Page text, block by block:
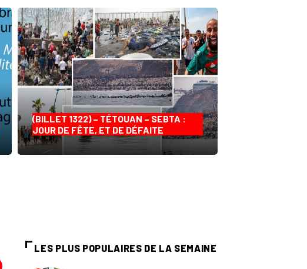
(BILLET 1322) – TÉTOUAN – SEBTA :
JOUR DE FÊTE, ET DE DÉFAITE
LES PLUS POPULAIRES DE LA SEMAINE